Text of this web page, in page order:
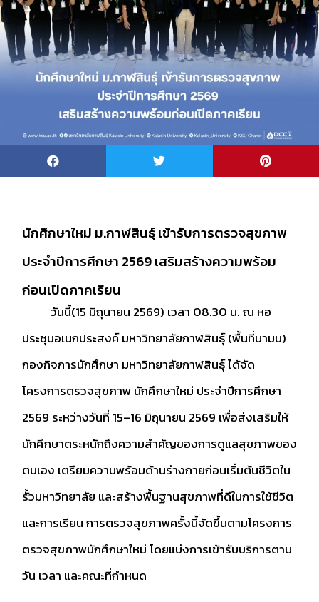
นักศึกษาใหม่ ม.กาฬสินธุ์ เข้ารับการตรวจสุขภาพ
ประจำปีการศึกษา 2569 เสริมสร้างความพร้อม
ก่อนเปิดภาคเรียน
วันนี้(15 มิถุนายน 2569) เวลา 08.30 น. ณ หอ
ประชุมอเนกประสงค์ มหาวิทยาลัยกาฬสินธุ์ (พื้นที่นามน)
กองกิจการนักศึกษา มหาวิทยาลัยกาฬสินธุ์ ได้จัด
โครงการตรวจสุขภาพ นักศึกษาใหม่ ประจำปีการศึกษา
2569 ระหว่างวันที่ 15–16 มิถุนายน 2569 เพื่อส่งเสริมให้
นักศึกษาตระหนักถึงความสำคัญของการดูแลสุขภาพของ
ตนเอง เตรียมความพร้อมด้านร่างกายก่อนเริ่มต้นชีวิตใน
รั้วมหาวิทยาลัย และสร้างพื้นฐานสุขภาพที่ดีในการใช้ชีวิต
และการเรียน การตรวจสุขภาพครั้งนี้จัดขึ้นตามโครงการ
ตรวจสุขภาพนักศึกษาใหม่ โดยแบ่งการเข้ารับบริการตาม
วัน เวลา และคณะที่กำหนด